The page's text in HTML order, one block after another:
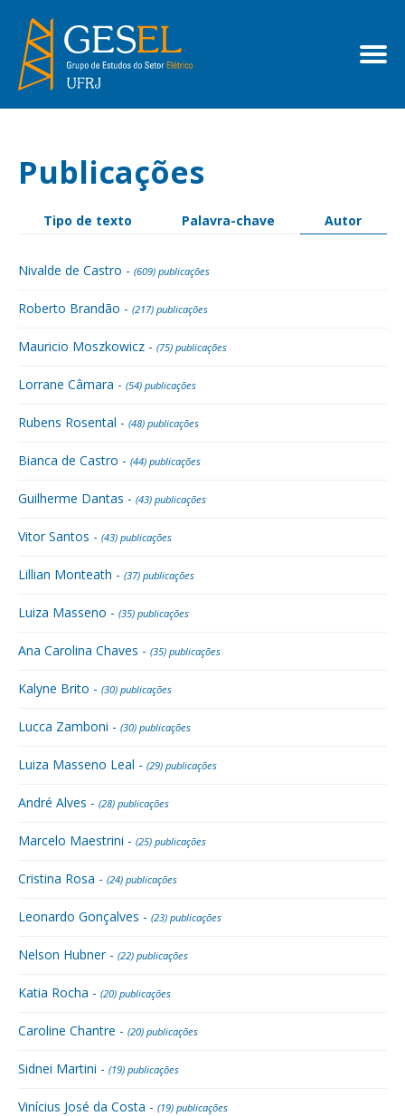
Publicações
Tipo de texto Palavra-chave Autor
Nivalde de Castro - (609) publicações
Roberto Brandão - (217) publicações
Mauricio Moszkowicz - (75) publicações
Lorrane Câmara - (54) publicações
Rubens Rosental - (48) publicações
Bianca de Castro - (44) publicações
Guilherme Dantas - (43) publicações
Vitor Santos - (43) publicações
Lillian Monteath - (37) publicações
Luiza Masseno - (35) publicações
Ana Carolina Chaves - (35) publicações
Kalyne Brito - (30) publicações
Lucca Zamboni - (30) publicações
Luiza Masseno Leal - (29) publicações
André Alves - (28) publicações
Marcelo Maestrini - (25) publicações
Cristina Rosa - (24) publicações
Leonardo Gonçalves - (23) publicações
Nelson Hubner - (22) publicações
Katia Rocha - (20) publicações
Caroline Chantre - (20) publicações
Sidnei Martini - (19) publicações
Vinícius José da Costa - (19) publicações